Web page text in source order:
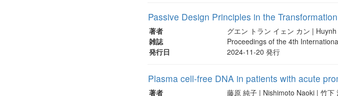
Passive Design Principles in the
著者
グエン トラン イェン カン |
雑誌
Proceedings of the 4th
発行日
2024-11-20 発行
Plasma cell-free DNA in patients with acute
著者
藤原 純子 | Nishimoto Naoki | 竹下